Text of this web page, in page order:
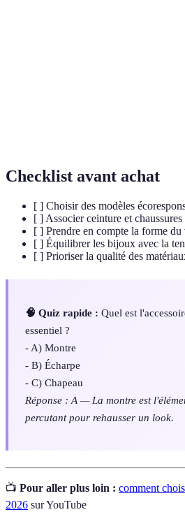
Checklist avant achat
[ ] Choisir des modèles
[ ] Associer ceinture et chaussures
[ ] Prendre en compte la forme du
[ ] Équilibrer les bijoux avec la
[ ] Prioriser la qualité des
🧠 Quiz rapide : Quel est
essentiel ?
- A) Montre
- B) Écharpe
- C) Chapeau
Réponse : A — La montre est
percutant pour rehausser un look.
📺 Pour aller plus loin : comment
2026 sur YouTube